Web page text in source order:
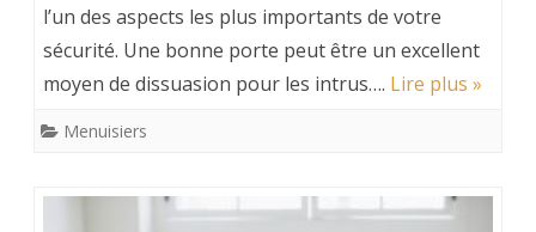
l’un des aspects les plus importants de votre
sécurité. Une bonne porte peut être un excellent
moyen de dissuasion pour les intrus…. Lire plus »
Menuisiers